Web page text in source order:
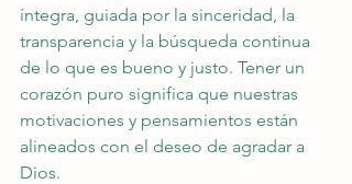
íntegra, guiada por la sinceridad, la
transparencia y la búsqueda continua
de lo que es bueno y justo. Tener un
corazón puro significa que nuestras
motivaciones y pensamientos están
alineados con el deseo de agradar a
Dios.